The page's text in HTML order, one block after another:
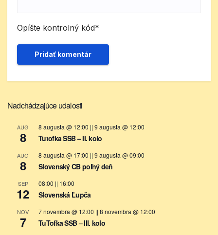
Opíšte kontrolný kód*
Nadchádzajúce udalosti
AUG
8
8 augusta @ 12:00 || 9 augusta @ 12:00
Tutofka SSB – II. kolo
AUG
8
8 augusta @ 17:00 || 9 augusta @ 09:00
Slovenský CB poľný deň
SEP
12
08:00 || 16:00
Slovenská Ľupča
NOV
7
7 novembra @ 12:00 || 8 novembra @ 12:00
TuTofka SSB – III. kolo